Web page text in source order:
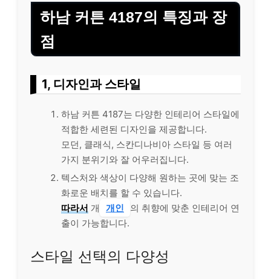
하남 커튼 4187의 특징과 장
점
1, 디자인과 스타일
하남 커튼 4187는 다양한 인테리어 스타일에
적합한 세련된 디자인을 제공합니다.
모던, 클래식, 스칸디나비아 스타일 등 여러
가지 분위기와 잘 어우러집니다.
텍스처와 색상이 다양해 원하는 곳에 맞는 조
화로운 배치를 할 수 있습니다.
따라서 개 개인
의 취향에 맞춘 인테리어 연
출이 가능합니다.
스타일 선택의 다양성